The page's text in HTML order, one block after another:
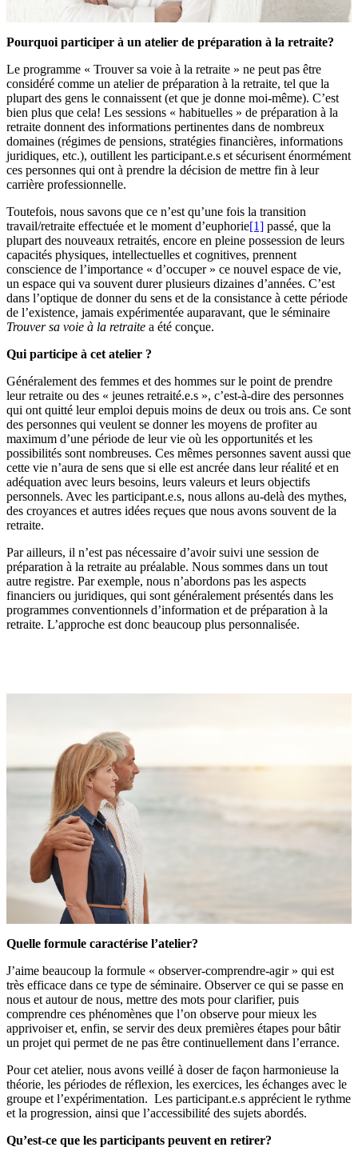
Pourquoi participer à un atelier de préparation à la retraite?
Le programme « Trouver sa voie à la retraite » ne peut pas être
considéré comme un atelier de préparation à la retraite, tel que la
plupart des gens le connaissent (et que je donne moi-même). C’est
bien plus que cela! Les sessions « habituelles » de préparation à la
retraite donnent des informations pertinentes dans de nombreux
domaines (régimes de pensions, stratégies financières, informations
juridiques, etc.), outillent les participant.e.s et sécurisent énormément
ces personnes qui ont à prendre la décision de mettre fin à leur
carrière professionnelle.
Toutefois, nous savons que ce n’est qu’une fois la transition
travail/retraite effectuée et le moment d’euphorie[1] passé, que la
plupart des nouveaux retraités, encore en pleine possession de leurs
capacités physiques, intellectuelles et cognitives, prennent
conscience de l’importance « d’occuper » ce nouvel espace de vie,
un espace qui va souvent durer plusieurs dizaines d’années. C’est
dans l’optique de donner du sens et de la consistance à cette période
de l’existence, jamais expérimentée auparavant, que le séminaire
Trouver sa voie à la retraite a été conçue.
Qui participe à cet atelier ?
Généralement des femmes et des hommes sur le point de prendre
leur retraite ou des « jeunes retraité.e.s », c’est-à-dire des personnes
qui ont quitté leur emploi depuis moins de deux ou trois ans. Ce sont
des personnes qui veulent se donner les moyens de profiter au
maximum d’une période de leur vie où les opportunités et les
possibilités sont nombreuses. Ces mêmes personnes savent aussi que
cette vie n’aura de sens que si elle est ancrée dans leur réalité et en
adéquation avec leurs besoins, leurs valeurs et leurs objectifs
personnels. Avec les participant.e.s, nous allons au-delà des mythes,
des croyances et autres idées reçues que nous avons souvent de la
retraite.
Par ailleurs, il n’est pas nécessaire d’avoir suivi une session de
préparation à la retraite au préalable. Nous sommes dans un tout
autre registre. Par exemple, nous n’abordons pas les aspects
financiers ou juridiques, qui sont généralement présentés dans les
programmes conventionnels d’information et de préparation à la
retraite. L’approche est donc beaucoup plus personnalisée.
Quelle formule caractérise l’atelier?
J’aime beaucoup la formule « observer-comprendre-agir » qui est
très efficace dans ce type de séminaire. Observer ce qui se passe en
nous et autour de nous, mettre des mots pour clarifier, puis
comprendre ces phénomènes que l’on observe pour mieux les
apprivoiser et, enfin, se servir des deux premières étapes pour bâtir
un projet qui permet de ne pas être continuellement dans l’errance.
Pour cet atelier, nous avons veillé à doser de façon harmonieuse la
théorie, les périodes de réflexion, les exercices, les échanges avec le
groupe et l’expérimentation. Les participant.e.s apprécient le rythme
et la progression, ainsi que l’accessibilité des sujets abordés.
Qu’est-ce que les participants peuvent en retirer?